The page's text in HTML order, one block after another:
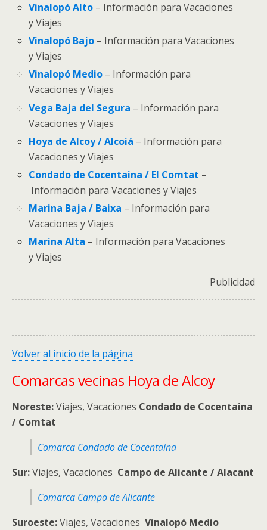
Vinalopó Alto – Información para Vacaciones
y Viajes
Vinalopó Bajo – Información para Vacaciones
y Viajes
Vinalopó Medio – Información para
Vacaciones y Viajes
Vega Baja del Segura – Información para
Vacaciones y Viajes
Hoya de Alcoy / Alcoiá – Información para
Vacaciones y Viajes
Condado de Cocentaina / El Comtat –
Información para Vacaciones y Viajes
Marina Baja / Baixa – Información para
Vacaciones y Viajes
Marina Alta – Información para Vacaciones
y Viajes
Publicidad
Volver al inicio de la página
Comarcas vecinas Hoya de Alcoy
Noreste:Viajes, Vacaciones Condado de Cocentaina
/ Comtat
Comarca Condado de Cocentaina
Sur:Viajes, Vacaciones Campo de Alicante / Alacant
Comarca Campo de Alicante
Suroeste:Viajes, Vacaciones Vinalopó Medio